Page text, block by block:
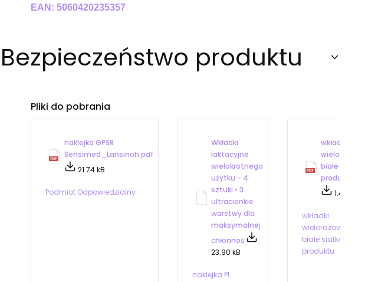
EAN: 5060420235357
Bezpieczeństwo produktu
Pliki do pobrania
naklejka GPSR
Sensimed_Lansinoh.pdf
21.74 kB
Podmiot Odpowiedzialny
Wkładki
laktacyjne
wielokrotnego
użytku - 4
sztuki • 3
ultracienkie
warstwy dla
maksymalnej
chłonnoś
23.90 kB
naklejka PL
wkładki
wielorazowe
białe siatka
produktu.pdf
1.43 MB
wkładki
wielorazowe
białe siatka
produktu